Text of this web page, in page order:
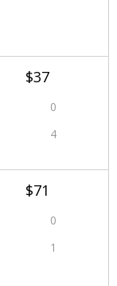
$37
0
4
$71
0
1